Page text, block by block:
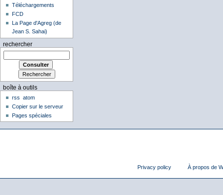
Téléchargements
FCD
La Page d'Agreg (de
Jean S. Sahai)
rechercher
boîte à outils
rss
atom
Copier sur le serveur
Pages spéciales
Privacy policy À propos de